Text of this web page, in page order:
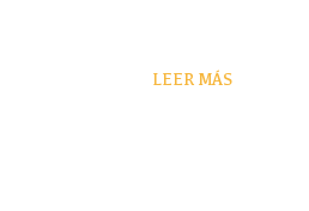
LEER MÁS